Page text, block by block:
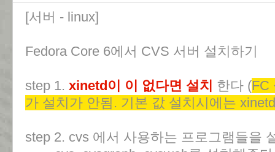
[서버 - linux]
Fedora Core 6에서 CVS 서버 설치하기
step 1. xinetd이 이 없다면 설치 한다 (FC
가 설치가 안됨. 기본 값 설치시에는
step 2. cvs 에서 사용하는 프로그램들을